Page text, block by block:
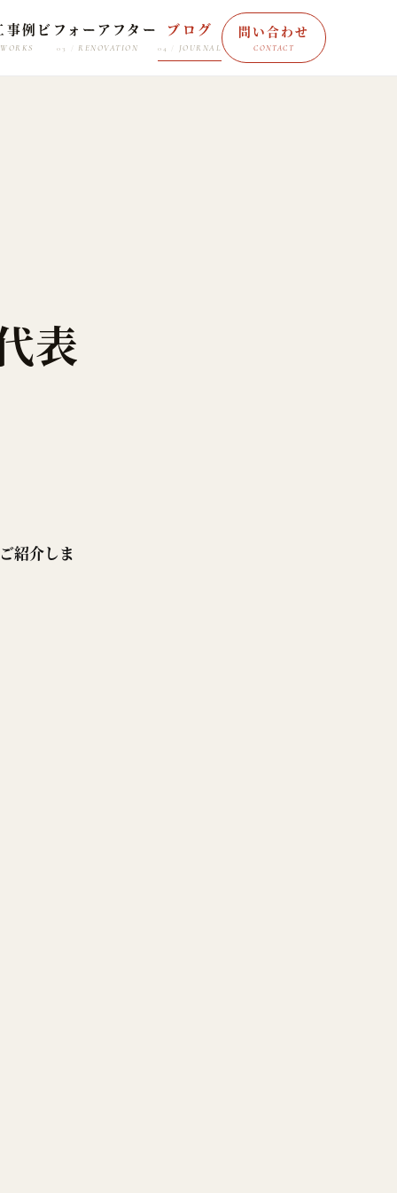
事例
WORKS
ビフォーアフター
03 RENOVATION
ブログ
04 JOURNAL
問い合わせ
CONTACT
表
紹介しま